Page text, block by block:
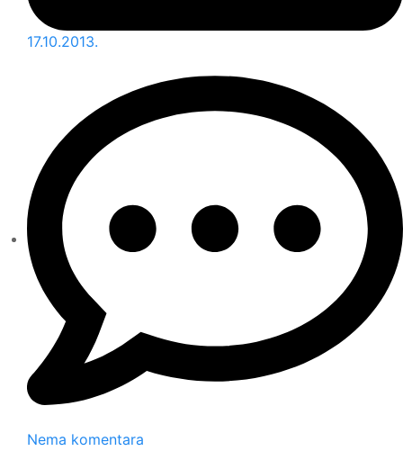
17.10.2013.
Nema komentara